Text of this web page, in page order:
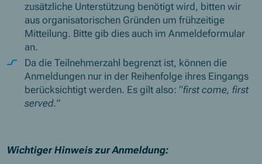
zusätzliche Unterstützung benötigt wird, bitten wir
aus organisatorischen Gründen um frühzeitige
Mitteilung. Bitte gib dies auch im Anmeldeformular
an.
Da die Teilnehmerzahl begrenzt ist, können die
Anmeldungen nur in der Reihenfolge ihres Eingangs
berücksichtigt werden. Es gilt also: “first come, first
served.”
Wichtiger Hinweis zur Anmeldung: